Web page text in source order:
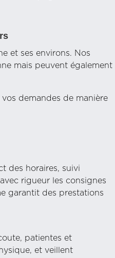
et ses environs. Nos
mais peuvent également
demandes de manière
des horaires, suivi
rigueur les consignes
garantit des prestations
patientes et
et veillent